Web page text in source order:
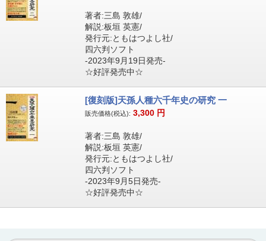
著者:三島 敦雄/
解説:板垣 英憲/
発行元:ともはつよし社/
四六判ソフト
-2023年9月19日発売-
☆好評発売中☆
[復刻版]天孫人種六千年史の研究 一
販売価格(税込): 3,300 円
著者:三島 敦雄/
解説:板垣 英憲/
発行元:ともはつよし社/
四六判ソフト
-2023年9月5日発売-
☆好評発売中☆